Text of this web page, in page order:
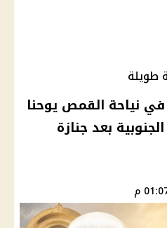
طويلة
نياحة القمص يوحنا
بعد جنازة